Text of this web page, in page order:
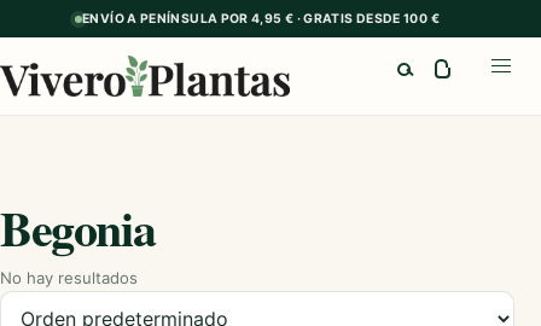
ENVÍO A PENÍNSULA POR 4,95 € · GRATIS DESDE 100 €
Begonia
No hay resultados
Ordenar productos